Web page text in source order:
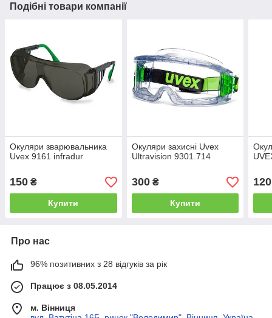
Подібні товари компанії
Окуляри зварювальника
Uvex 9161 infradur
150 ₴
Купити
Окуляри захисні Uvex
Ultravision 9301.714
300₴
Купити
120
Про нас
96% позитивних з 28 відгуків за рік
Працює з 08.05.2014
м. Вінниця